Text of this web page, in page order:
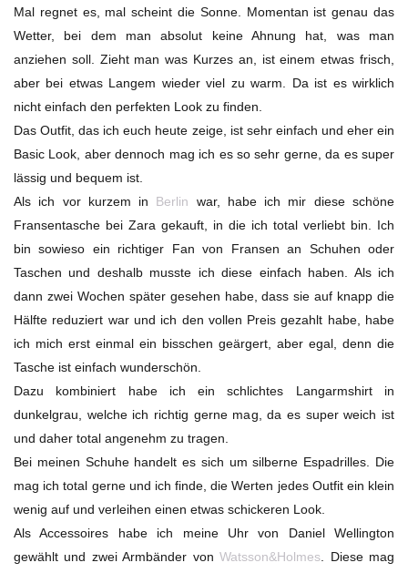
Mal regnet es, mal scheint die Sonne. Momentan ist genau das
Wetter, bei dem man absolut keine Ahnung hat, was man
anziehen soll. Zieht man was Kurzes an, ist einem etwas frisch,
aber bei etwas Langem wieder viel zu warm. Da ist es wirklich
nicht einfach den perfekten Look zu finden.
Das Outfit, das ich euch heute zeige, ist sehr einfach und eher ein
Basic Look, aber dennoch mag ich es so sehr gerne, da es super
lässig und bequem ist.
Als ich vor kurzem in Berlin war, habe ich mir diese schöne
Fransentasche bei Zara gekauft, in die ich total verliebt bin. Ich
bin sowieso ein richtiger Fan von Fransen an Schuhen oder
Taschen und deshalb musste ich diese einfach haben. Als ich
dann zwei Wochen später gesehen habe, dass sie auf knapp die
Hälfte reduziert war und ich den vollen Preis gezahlt habe, habe
ich mich erst einmal ein bisschen geärgert, aber egal, denn die
Tasche ist einfach wunderschön.
Dazu kombiniert habe ich ein schlichtes Langarmshirt in
dunkelgrau, welche ich richtig gerne mag, da es super weich ist
und daher total angenehm zu tragen.
Bei meinen Schuhe handelt es sich um silberne Espadrilles. Die
mag ich total gerne und ich finde, die Werten jedes Outfit ein klein
wenig auf und verleihen einen etwas schickeren Look.
Als Accessoires habe ich meine Uhr von Daniel Wellington
gewählt und zwei Armbänder vonWatsson&Holmes . Diese mag